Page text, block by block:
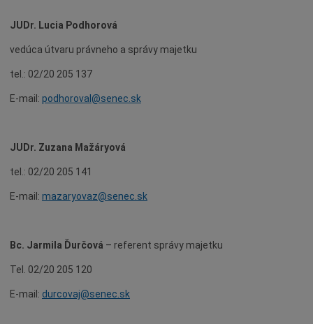
JUDr. Lucia Podhorová
vedúca útvaru právneho a správy majetku
tel.: 02/20 205 137
E-mail: podhoroval@senec.sk
JUDr. Zuzana Mažáryová
tel.: 02/20 205 141
E-mail: mazaryovaz@senec.sk
Bc. Jarmila Ďurčová – referent správy majetku
Tel. 02/20 205 120
E-mail: durcovaj@senec.sk